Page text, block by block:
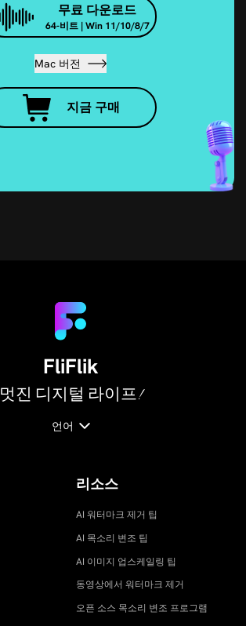
무료 다운로드
64-비트 | Win 11/10/8/7
Mac 버전
지금 구매
FliFlik
멋진 디지털 라이프!
언어
리소스
AI 워터마크 제거 팁
AI 목소리 변조 팁
AI 이미지 업스케일링 팁
동영상에서 워터마크 제거
오픈 소스 목소리 변조 프로그램